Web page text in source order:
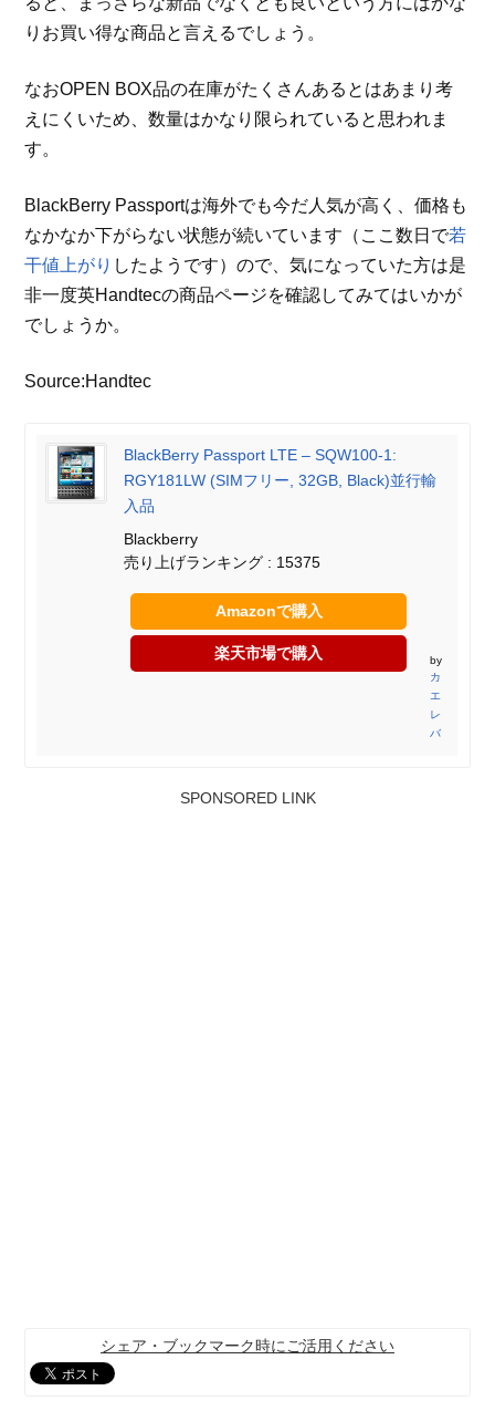
りお買い得な商品と言えるでしょう。
なおOPEN BOX品の在庫がたくさんあるとはあまり考
えにくいため、数量はかなり限られていると思われま
す。
BlackBerry Passportは海外でも今だ人気が高く、価格も
なかなか下がらない状態が続いています（ここ数日で若
干値上がり したようです）ので、気になっていた方は是
非一度英Handtecの商品ページを確認してみてはいかが
でしょうか。
Source:Handtec
BlackBerry Passport LTE – SQW100-1:
RGY181LW (SIMフリー, 32GB, Black)並行輸
入品
Blackberry
売り上げランキング : 15375
Amazonで購入
楽天市場で購入
by
カ
エ
レ
バ
SPONSORED LINK
シェア・ブックマーク時にご活用ください